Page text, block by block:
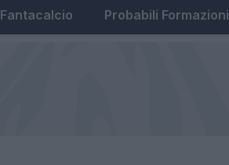
Fantacalcio Probabili Formazioni